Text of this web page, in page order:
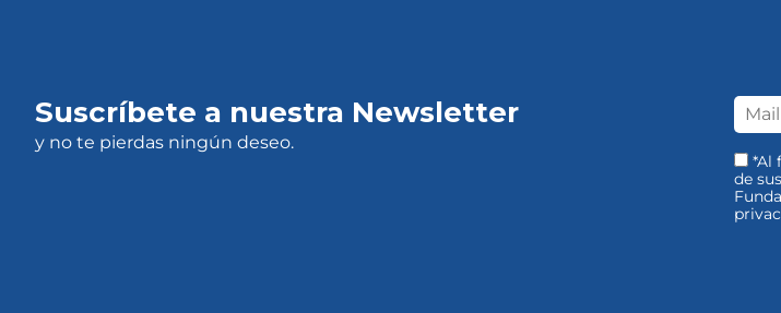
Suscríbete a nuestra Newsletter
y no te pierdas ningún deseo.
*Al
de